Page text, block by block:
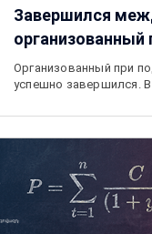
Завершился
организованный
Организованный при
успешно завершился.